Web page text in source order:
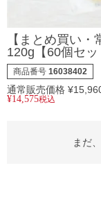
【まとめ買い
120g【60個セ
商品番号 16038402
通常販売価格 ¥
¥14,575税込
まだ